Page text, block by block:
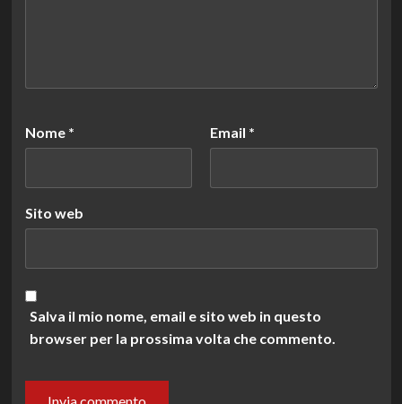
Nome * Email *
Sito web
Salva il mio nome, email e sito web in questo
browser per la prossima volta che commento.